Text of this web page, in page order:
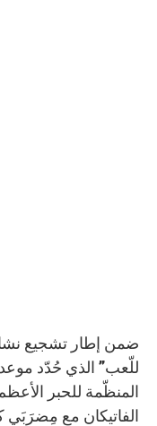
ضمن إطار تشجيع
المنظّمة للحبر
الفاتيكان مع مِضرَبَي